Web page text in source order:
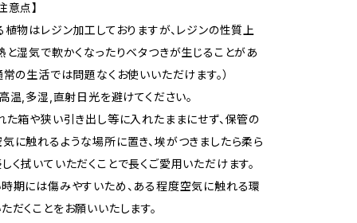
意点】
植物はレジン加工しておりますが、レジンの性質上
湿気で軟かくなったりベタつきが生じることがあ
の生活では問題なくお使いいただけます。）
温,多湿,直射日光を避けてください。
た箱や狭い引き出し等に入れたままにせず、保管の
に触れるような場所に置き、埃がつきましたら柔ら
く拭いていただくことで長くご愛用いただけます。
期には傷みやすいため、ある程度空気に触れる環
だくことをお願いいたします。